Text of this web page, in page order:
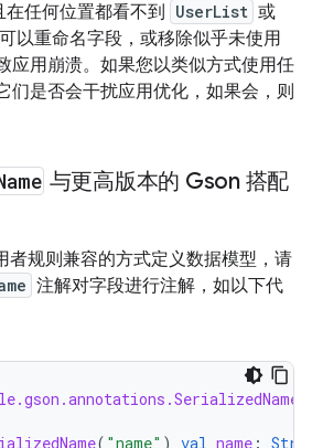
在任何位置都看不到
UserList 或
以重命名字段，或移除似乎未使用
应用崩溃。如果您以类似方式使用任
们是否会干扰应用优化，如果会，则
与更高版本的 Gson 搭配
者规则兼容的方式定义数据模型，请
注解对字段进行注解，如以下代
( "name" ) val name :